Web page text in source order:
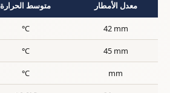
متوسط الحرارة معدل الأمطار
°C 42 mm
°C 45 mm
°C mm